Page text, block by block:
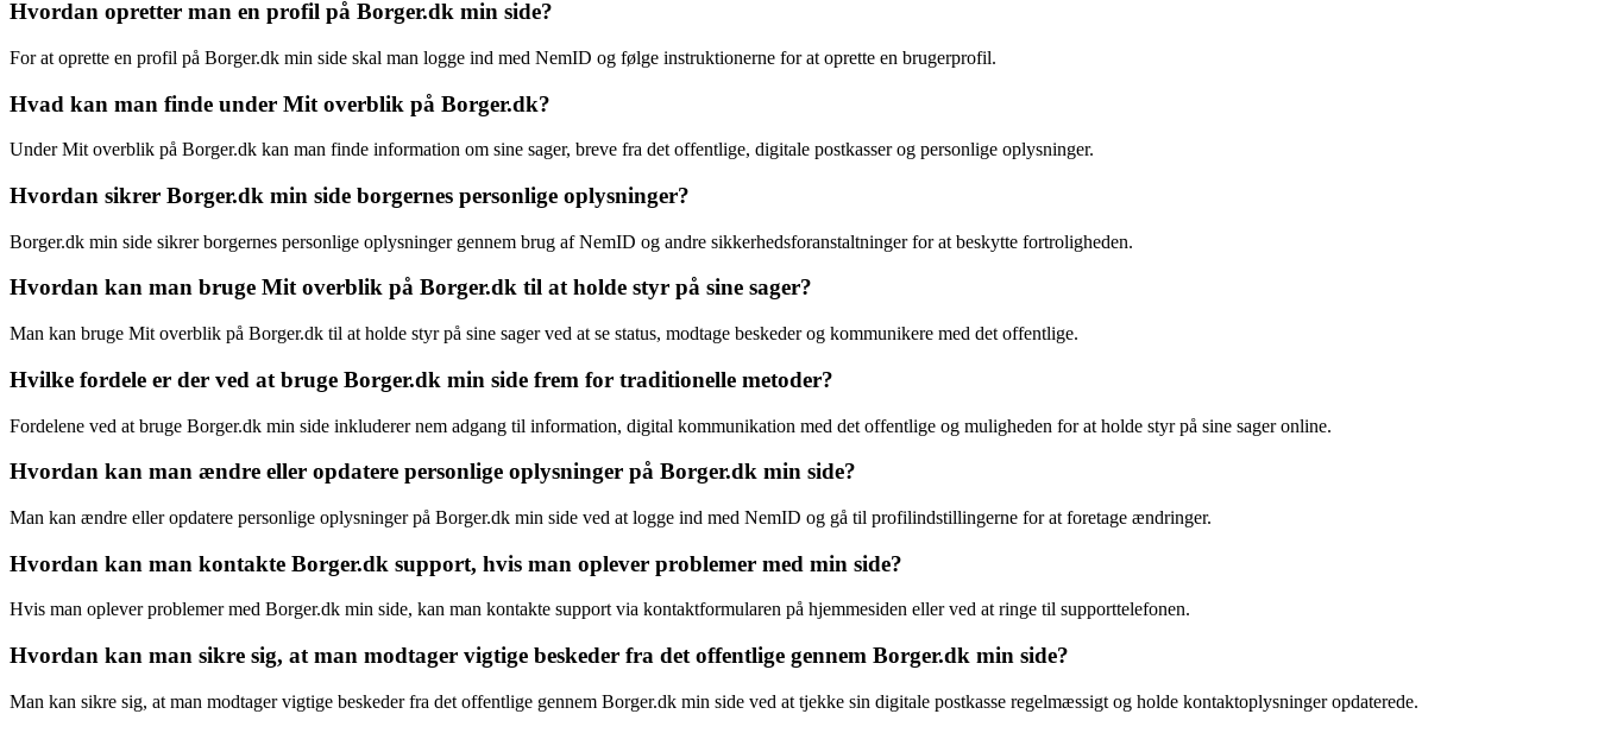
Hvordan opretter man en profil på Borger.dk min side?
For at oprette en profil på Borger.dk min side skal man logge ind med NemID og følge instruktionerne for at oprette en brugerprofil.
Hvad kan man finde under Mit overblik på Borger.dk?
Under Mit overblik på Borger.dk kan man finde information om sine sager, breve fra det offentlige, digitale postkasser og personlige oplysninger.
Hvordan sikrer Borger.dk min side borgernes personlige oplysninger?
Borger.dk min side sikrer borgernes personlige oplysninger gennem brug af NemID og andre sikkerhedsforanstaltninger for at beskytte fortroligheden.
Hvordan kan man bruge Mit overblik på Borger.dk til at holde styr på sine sager?
Man kan bruge Mit overblik på Borger.dk til at holde styr på sine sager ved at se status, modtage beskeder og kommunikere med det offentlige.
Hvilke fordele er der ved at bruge Borger.dk min side frem for traditionelle metoder?
Fordelene ved at bruge Borger.dk min side inkluderer nem adgang til information, digital kommunikation med det offentlige og muligheden for at holde styr på sine sager online.
Hvordan kan man ændre eller opdatere personlige oplysninger på Borger.dk min side?
Man kan ændre eller opdatere personlige oplysninger på Borger.dk min side ved at logge ind med NemID og gå til profilindstillingerne for at foretage ændringer.
Hvordan kan man kontakte Borger.dk support, hvis man oplever problemer med min side?
Hvis man oplever problemer med Borger.dk min side, kan man kontakte support via kontaktformularen på hjemmesiden eller ved at ringe til supporttelefonen.
Hvordan kan man sikre sig, at man modtager vigtige beskeder fra det offentlige gennem Borger.dk min side?
Man kan sikre sig, at man modtager vigtige beskeder fra det offentlige gennem Borger.dk min side ved at tjekke sin digitale postkasse regelmæssigt og holde kontaktoplysninger opdaterede.